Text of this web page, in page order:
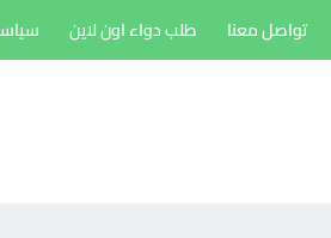
تواصل معنا طلب دواء اون لاين